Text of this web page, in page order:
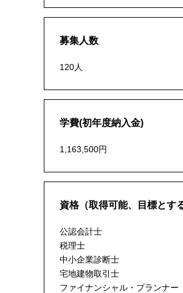
募集人数
120人
学費(初年度納入金)
1,163,500円
資格（取得可能、目標とす
公認会計士
税理士
中小企業診断士
宅地建物取引士
ファイナンシャル・プランナー